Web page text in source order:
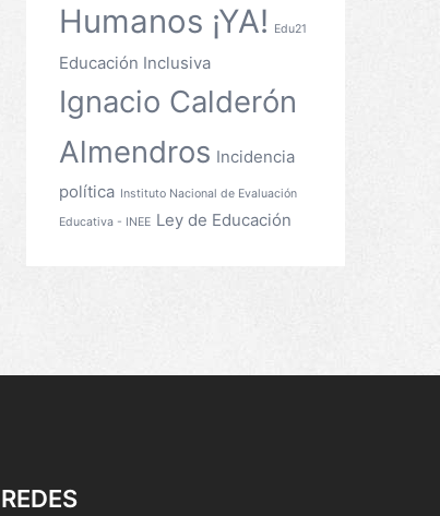
Humanos ¡YA!
Edu21
Educación Inclusiva
Ignacio Calderón
Almendros Incidencia
política Instituto Nacional de Evaluación
Educativa - INEE Ley de Educación